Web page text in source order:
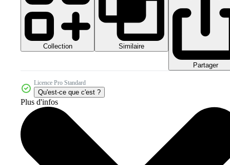
Collection Similaire
Partager
Licence Pro Standard
Qu'est-ce que c'est ?
Plus d'infos